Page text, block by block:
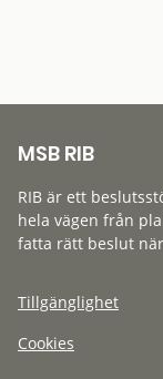
MSB RIB
RIB är ett
hela vägen från
fatta rätt beslut
Tillgänglighet
Cookies